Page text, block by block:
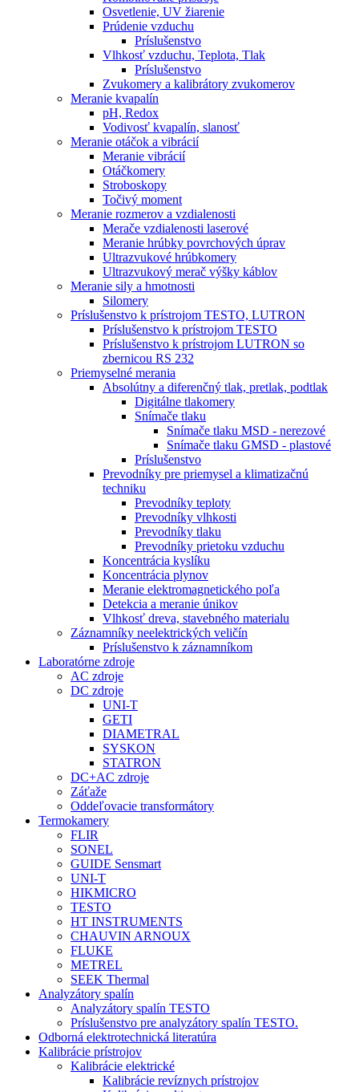
Osvetlenie, UV žiarenie
Prúdenie vzduchu
Príslušenstvo
Vlhkosť vzduchu, Teplota, Tlak
Príslušenstvo
Zvukomery a kalibrátory zvukomerov
Meranie kvapalín
pH, Redox
Vodivosť kvapalín, slanosť
Meranie otáčok a vibrácií
Meranie vibrácií
Otáčkomery
Stroboskopy
Točivý moment
Meranie rozmerov a vzdialenosti
Merače vzdialenosti laserové
Meranie hrúbky povrchových úprav
Ultrazvukové hrúbkomery
Ultrazvukový merač výšky káblov
Meranie sily a hmotnosti
Silomery
Príslušenstvo k prístrojom TESTO, LUTRON
Príslušenstvo k prístrojom TESTO
Príslušenstvo k prístrojom LUTRON so
zbernicou RS 232
Priemyselné merania
Absolútny a diferenčný tlak, pretlak, podtlak
Digitálne tlakomery
Snímače tlaku
Snímače tlaku MSD - nerezové
Snímače tlaku GMSD - plastové
Príslušenstvo
Prevodníky pre priemysel a klimatizačnú
techniku
Prevodníky teploty
Prevodníky vlhkosti
Prevodníky tlaku
Prevodníky prietoku vzduchu
Koncentrácia kyslíku
Koncentrácia plynov
Meranie elektromagnetického poľa
Detekcia a meranie únikov
Vlhkosť dreva, stavebného materialu
Záznamníky neelektrických veličín
Príslušenstvo k záznamníkom
Laboratórne zdroje
AC zdroje
DC zdroje
UNI-T
GETI
DIAMETRAL
SYSKON
STATRON
DC+AC zdroje
Záťaže
Oddeľovacie transformátory
Termokamery
FLIR
SONEL
GUIDE Sensmart
UNI-T
HIKMICRO
TESTO
HT INSTRUMENTS
CHAUVIN ARNOUX
FLUKE
METREL
SEEK Thermal
Analyzátory spalín
Analyzátory spalín TESTO
Príslušenstvo pre analyzátory spalín TESTO.
Odborná elektrotechnická literatúra
Kalibrácie prístrojov
Kalibrácie elektrické
Kalibrácie revíznych prístrojov